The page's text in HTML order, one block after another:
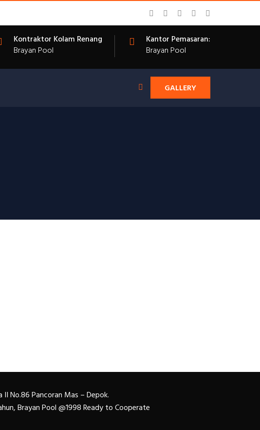
Kontraktor Kolam Renang
Brayan Pool
Kantor Pemasaran:
Brayan Pool
GALLERY
II No.86 Pancoran Mas – Depok.
Brayan Pool @1998 Ready to Cooperate